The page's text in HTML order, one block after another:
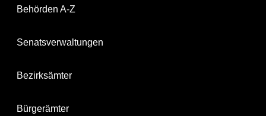
Behörden A-Z
Senatsverwaltungen
Bezirksämter
Bürgerämter